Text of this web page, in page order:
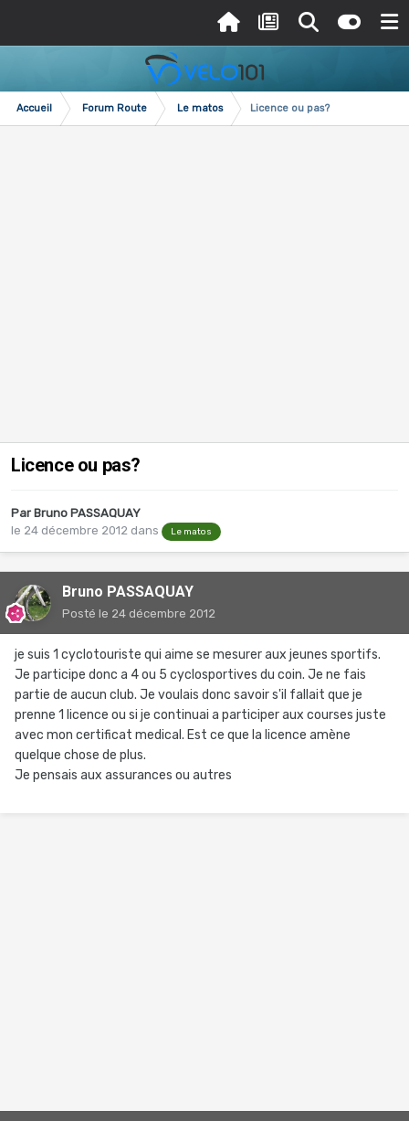
Accueil Forum Route Le matos Licence ou pas?
Licence ou pas?
Par Bruno PASSAQUAY
le 24 décembre 2012 dans Le matos
Bruno PASSAQUAY
Posté le 24 décembre 2012
je suis 1 cyclotouriste qui aime se mesurer aux jeunes sportifs.
Je participe donc a 4 ou 5 cyclosportives du coin. Je ne fais
partie de aucun club. Je voulais donc savoir s'il fallait que je
prenne 1 licence ou si je continuai a participer aux courses juste
avec mon certificat medical. Est ce que la licence amène
quelque chose de plus.
Je pensais aux assurances ou autres